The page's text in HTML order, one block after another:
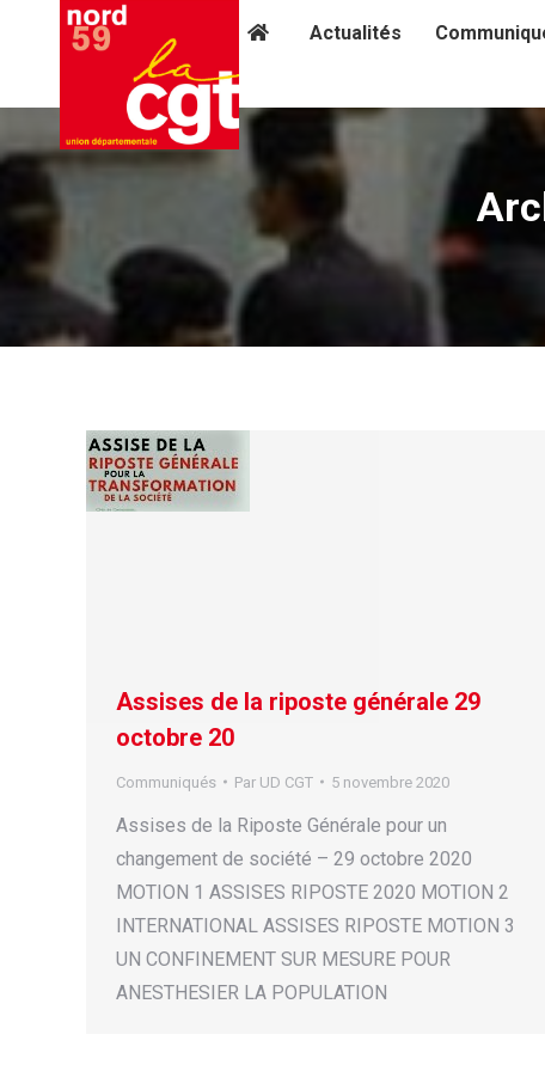
Actualités
Assises de la riposte générale 29
octobre 20
Communiqués Par UD CGT 5 novembre 2020
Assises de la Riposte Générale pour un
changement de société – 29 octobre 2020
MOTION 1 ASSISES RIPOSTE 2020 MOTION 2
INTERNATIONAL ASSISES RIPOSTE MOTION 3
UN CONFINEMENT SUR MESURE POUR
ANESTHESIER LA POPULATION